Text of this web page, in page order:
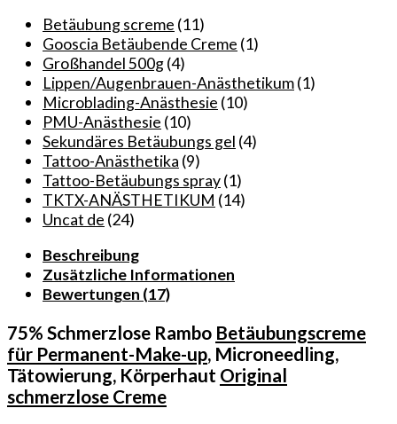
Permanent-
Make-
up
/
Bikini-
Waxing
/
Tätowierung
/
Körperpiercing
13%
Menge
Betäubung screme (11)
Gooscia Betäubende Creme (1)
Großhandel 500g(4)
Lippen/Augenbrauen-Anästhetikum(1)
Microblading-Anästhesie (10)
PMU-Anästhesie (10)
Sekundäres Betäubungs gel (4)
Tattoo-Anästhetika (9)
Tattoo-Betäubungs spray(1)
TKTX-ANÄSTHETIKUM (14)
Uncat de (24)
Beschreibung
Zusätzliche Informationen
Bewertungen (17)
75% Schmerzlose Rambo Betäubungscreme
für Permanent-Make-up, Microneedling,
Tätowierung, Körperhaut Original
schmerzlose Creme